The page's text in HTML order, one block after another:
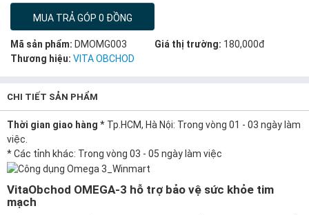
MUA TRẢ GÓP 0 ĐỒNG
Mã sản phẩm: DMOMG003 Giá thị trường: 180,000đ
Thương hiệu: VITA OBCHOD
CHI TIẾT SẢN PHẨM
Thời gian giao hàng * Tp.HCM, Hà Nội: Trong vòng 01 - 03 ngày làm
việc.
* Các tỉnh khác: Trong vòng 03 - 05 ngày làm việc
VitaObchod OMEGA-3 hỗ trợ bảo vệ sức khỏe tim
mạch